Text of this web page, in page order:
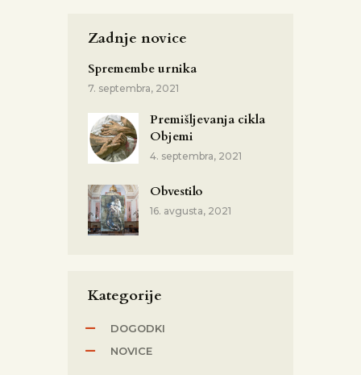
Zadnje novice
Spremembe urnika
7. septembra, 2021
Premišljevanja cikla
Objemi
4. septembra, 2021
Obvestilo
16. avgusta, 2021
Kategorije
DOGODKI
NOVICE